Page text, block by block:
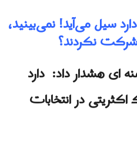
سیل می‌آید! نمی‌بینید،
شرکت نکردند؟
ای هشدار داد: دارد
در انتخابات